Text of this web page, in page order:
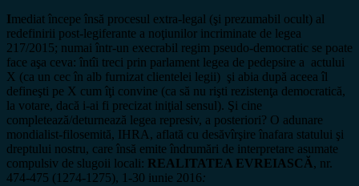
Imediat începe însă procesul extra-legal (şi prezumabil ocult) al
redefinirii post-legiferante a noţiunilor incriminate de legea
217/2015; numai într-un execrabil regim pseudo-democratic se poate
face aşa ceva: întîi treci prin parlament legea de pedepsire a actului
X (ca un cec în alb furnizat clientelei legii) şi abia după aceea îl
defineşti pe X cum îţi convine (ca să nu rişti rezistenţa democratică,
la votare, dacă i-ai fi precizat iniţial sensul). Şi cine
completează/deturnează legea represiv, a posteriori? O adunare
mondialist-filosemită, IHRA, aflată cu desăvîrşire înafara statului şi
dreptului nostru, care însă emite îndrumări de interpretare asumate
compulsiv de slugoii locali: REALITATEA EVREIASCĂ, nr.
474-475 (1274-1275), 1-30 iunie 2016: